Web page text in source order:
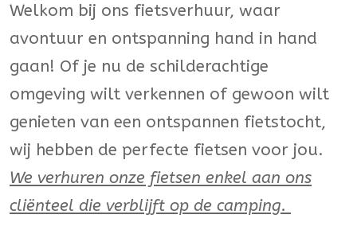
Welkom bij ons fietsverhuur, waar
avontuur en ontspanning hand in hand
gaan! Of je nu de schilderachtige
omgeving wilt verkennen of gewoon wilt
genieten van een ontspannen fietstocht,
wij hebben de perfecte fietsen voor jou.
We verhuren onze fietsen enkel aan ons
cliënteel die verblijft op de camping.